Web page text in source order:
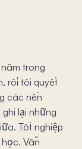
trong
rồi tôi quyết
các nền
lại những
Tốt nghiệp
Vẫn